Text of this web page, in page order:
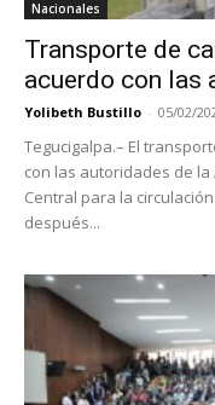
Nacionales
Transporte de
acuerdo con las
Yolibeth Bustillo - 05/02/
Tegucigalpa.– El
con las autoridades de
Central para la
después...